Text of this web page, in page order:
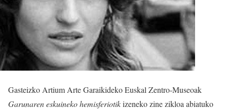
Gasteizko Artium Arte Garaikideko Euskal Zentro-Museoak
Garunaren eskuineko hemisferiotikizeneko zine zikloa abiatuko